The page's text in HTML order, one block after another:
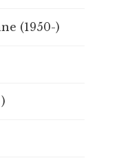
(1950-)